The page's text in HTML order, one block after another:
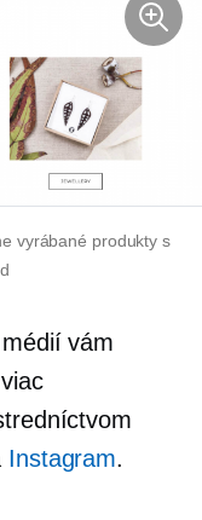
vyrábané produkty s
vám
Instagram.